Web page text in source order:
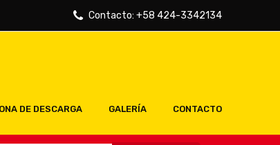
Contacto: +58 424-3342134
DE DESCARGA GALERÍA CONTACTO